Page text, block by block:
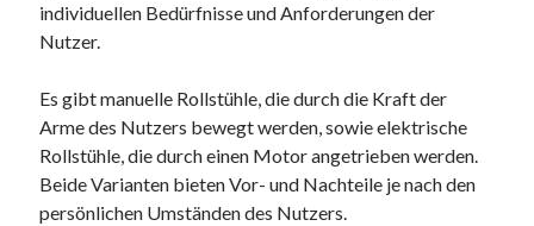
August 2025
Juli 2025
Mai 2025
April 2025
März 2025
Februar 2025
Januar 2025
individuellen Bedürfnisse und Anforderungen der
Nutzer.
Es gibt manuelle Rollstühle, die durch die Kraft der
Arme des Nutzers bewegt werden, sowie elektrische
Rollstühle, die durch einen Motor angetrieben werden.
Beide Varianten bieten Vor- und Nachteile je nach den
persönlichen Umständen des Nutzers.